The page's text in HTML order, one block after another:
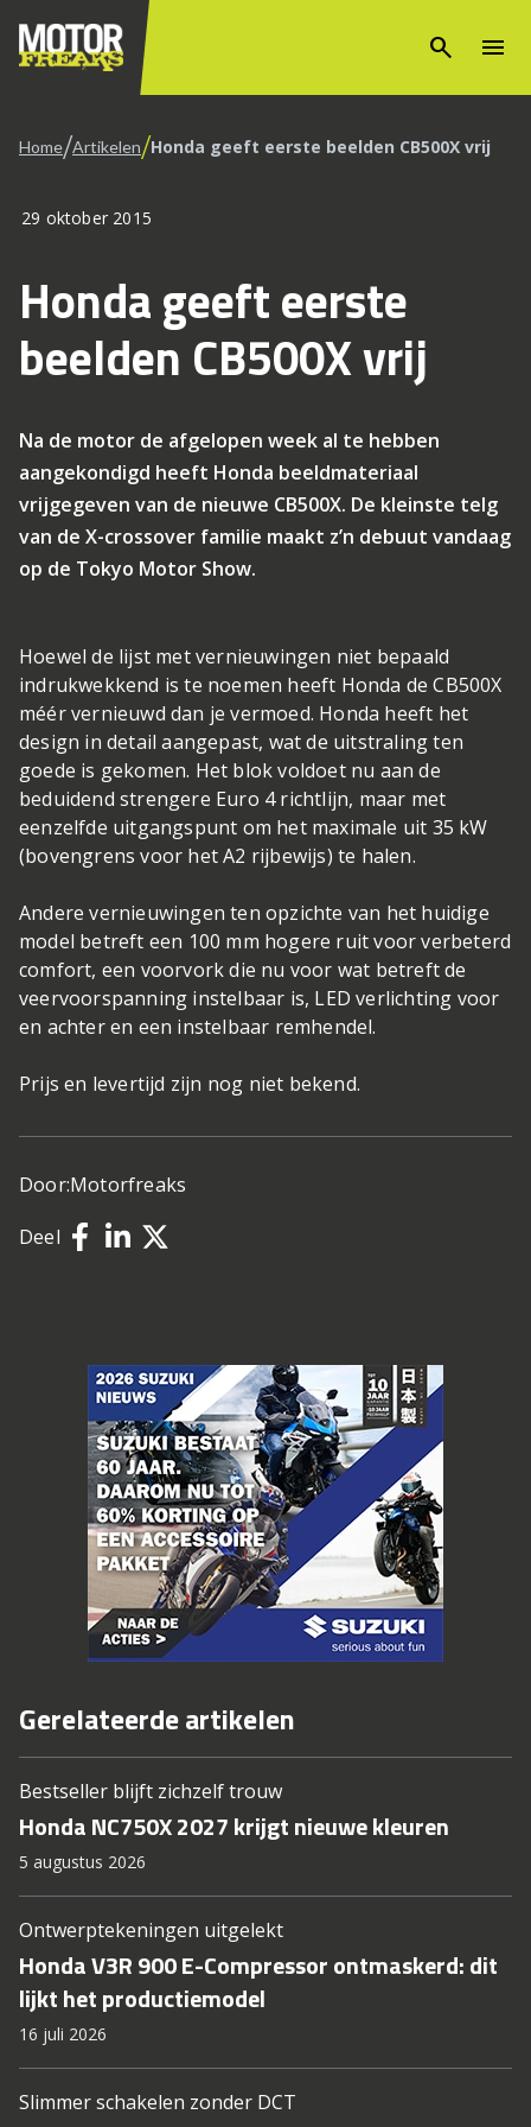
search menu
Home/Artikelen/Honda geeft eerste beelden CB500X vrij
29 oktober 2015
Honda geeft eerste
beelden CB500X vrij
Na de motor de afgelopen week al te hebben
aangekondigd heeft Honda beeldmateriaal
vrijgegeven van de nieuwe CB500X. De kleinste telg
van de X-crossover familie maakt z’n debuut vandaag
op de Tokyo Motor Show.
Hoewel de lijst met vernieuwingen niet bepaald
indrukwekkend is te noemen heeft Honda de CB500X
méér vernieuwd dan je vermoed. Honda heeft het
design in detail aangepast, wat de uitstraling ten
goede is gekomen. Het blok voldoet nu aan de
beduidend strengere Euro 4 richtlijn, maar met
eenzelfde uitgangspunt om het maximale uit 35 kW
(bovengrens voor het A2 rijbewijs) te halen.
Andere vernieuwingen ten opzichte van het huidige
model betreft een 100 mm hogere ruit voor verbeterd
comfort, een voorvork die nu voor wat betreft de
veervoorspanning instelbaar is, LED verlichting voor
en achter en een instelbaar remhendel.
Prijs en levertijd zijn nog niet bekend.
Door:Motorfreaks
Deel
Gerelateerde artikelen
Bestseller blijft zichzelf trouw
Honda NC750X 2027 krijgt nieuwe kleuren
5 augustus 2026
Ontwerptekeningen uitgelekt
Honda V3R 900 E-Compressor ontmaskerd: dit
lijkt het productiemodel
16 juli 2026
Slimmer schakelen zonder DCT